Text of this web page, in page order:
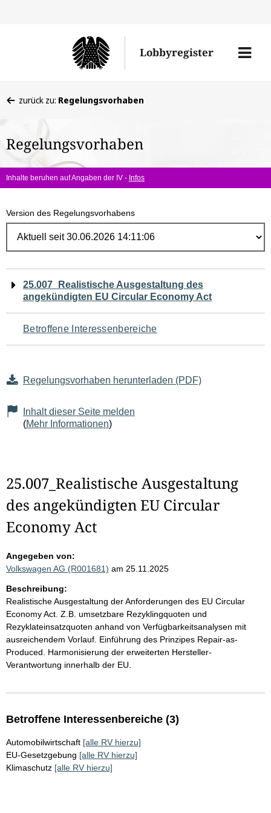
Lobbyregister
Menü
befinden
hier:
zurück zu: Regelungsvorhaben
Regelungsvorhaben
Inhalte beruhen auf Angaben der IV - Infos
Version des Regelungsvorhabens
Navigation
für
den
25.007_Realistische Ausgestaltung des
angekündigten EU Circular Economy Act
Betroffene Interessenbereiche
Regelungsvorhaben herunterladen (PDF)
Inhalt dieser Seite melden
(Mehr Informationen)
25.007_Realistische Ausgestaltung
des angekündigten EU Circular
Economy Act
Angegeben von:
Volkswagen AG (R001681) am 25.11.2025
Beschreibung:
Realistische Ausgestaltung der Anforderungen des EU Circular
Economy Act. Z.B. umsetzbare Rezyklingquoten und
Rezyklateinsatzquoten anhand von Verfügbarkeitsanalysen mit
ausreichendem Vorlauf. Einführung des Prinzipes Repair-as-
Produced. Harmonisierung der erweiterten Hersteller-
Verantwortung innerhalb der EU.
Betroffene Interessenbereiche (3)
Automobilwirtschaft [alle RV hierzu]
EU-Gesetzgebung [alle RV hierzu]
Klimaschutz [alle RV hierzu]